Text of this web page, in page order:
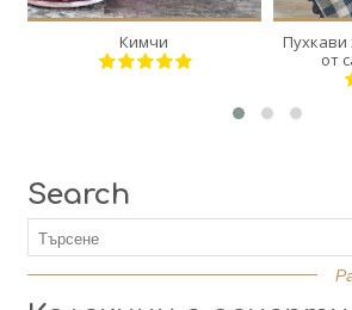
Кимчи
Пухкави
от
Search